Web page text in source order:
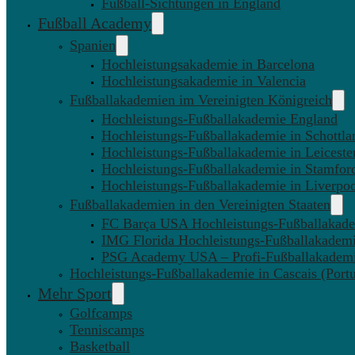
Fußball Academy
Spanien
Hochleistungsakademie in Barcelona
Hochleistungsakademie in Valencia
Fußballakademien im Vereinigten Königreich
Hochleistungs-Fußballakademie England
Hochleistungs-Fußballakademie in
Hochleistungs-Fußballakademie in
Hochleistungs-Fußballakademie in
Hochleistungs-Fußballakademie in
Fußballakademien in den Vereinigten Staaten
FC Barça USA Hochleistungs-
IMG Florida Hochleistungs-
PSG Academy USA – Profi-
Hochleistungs-Fußballakademie in Cascais
Mehr Sport
Golfcamps
Tenniscamps
Basketball